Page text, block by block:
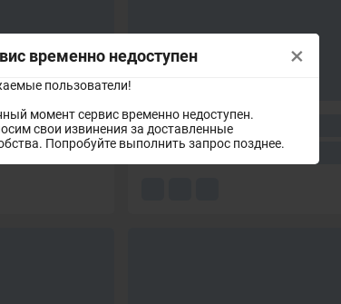
временно недоступен
пользователи!
момент сервис временно недоступен.
свои извинения за доставленные
Попробуйте выполнить запрос позднее.
×